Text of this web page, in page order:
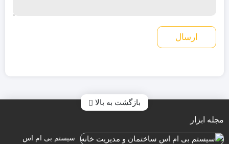
بازگشت به بالا
مجله ابزار
سیستم بی ام اس